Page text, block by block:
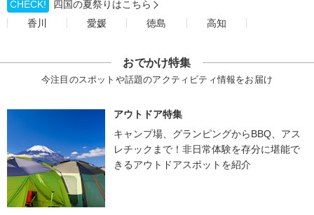
CHECK!
四国の夏祭りはこちら
香川
愛媛 徳島 高知
おでかけ特集
今注目のスポットや話題のアクティビティ情報をお届け
アウトドア特集
キャンプ場、グランピングからBBQ、アス
レチックまで！非日常体験を存分に堪能で
きるアウトドアスポットを紹介